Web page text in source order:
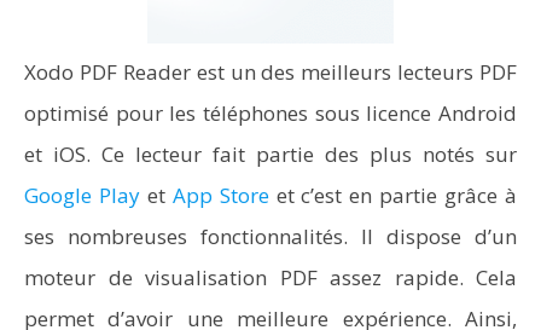
Xodo PDF Reader est un des meilleurs lecteurs PDF
optimisé pour les téléphones sous licence Android
et iOS. Ce lecteur fait partie des plus notés sur
Google Playet App Storeet c’est en partie grâce à
ses nombreuses fonctionnalités. Il dispose d’un
moteur de visualisation PDF assez rapide. Cela
permet d’avoir une meilleure expérience. Ainsi,